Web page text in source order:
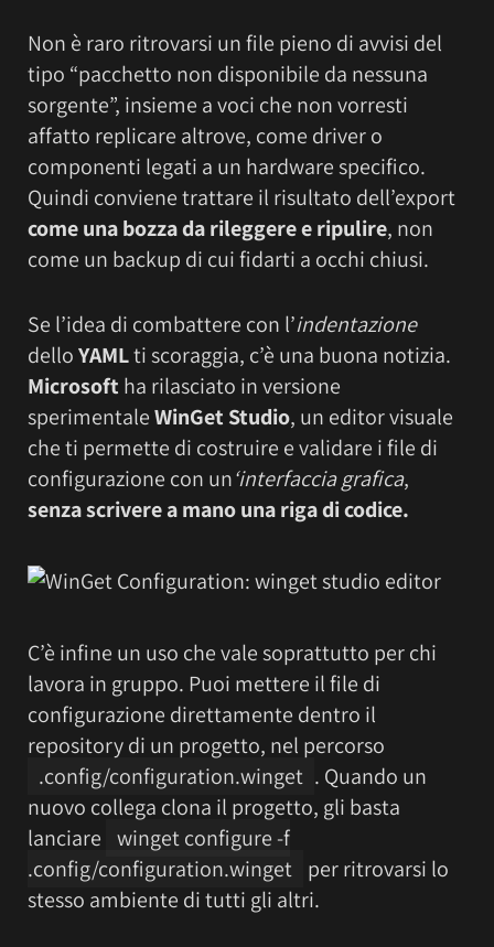
Non è raro ritrovarsi un file pieno di avvisi del
tipo “pacchetto non disponibile da nessuna
sorgente”, insieme a voci che non vorresti
affatto replicare altrove, come driver o
componenti legati a un hardware specifico.
Quindi conviene trattare il risultato dell’export
come una bozza da rileggere e ripulire, non
come un backup di cui fidarti a occhi chiusi.
Se l’idea di combattere con l’indentazione
delloYAMLti scoraggia, c’è una buona notizia.
Microsoft ha rilasciato in versione
sperimentaleWinGet Studio, un editor visuale
che ti permette di costruire e validare i file di
configurazione con un‘interfaccia grafica,
senza scrivere a mano una riga di codice.
C’è infine un uso che vale soprattutto per chi
lavora in gruppo. Puoi mettere il file di
configurazione direttamente dentro il
repository di un progetto, nel percorso
.config/configuration.winget . Quando un
nuovo collega clona il progetto, gli basta
lanciare winget configure -f
.config/configuration.winget per ritrovarsi lo
stesso ambiente di tutti gli altri.